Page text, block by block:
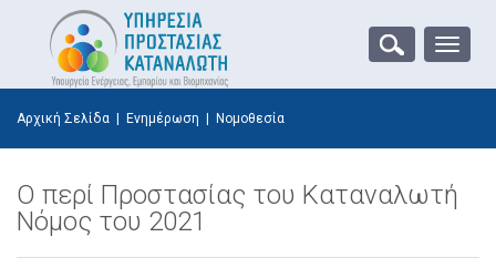
Toggle
Αρχική Σελίδα Ενημέρωση Νομοθεσία
Ο περί Προστασίας του Καταναλωτή
Νόμος του 2021